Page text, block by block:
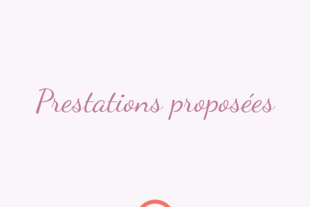
Prestations proposées